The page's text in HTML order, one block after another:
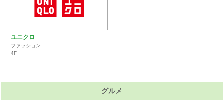
ユニクロ
ファッション
4F
グルメ